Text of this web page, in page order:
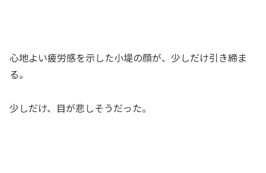
心地よい疲労感を示した小堤の顔が、少しだけ引き締ま
る。
少しだけ、目が悲しそうだった。